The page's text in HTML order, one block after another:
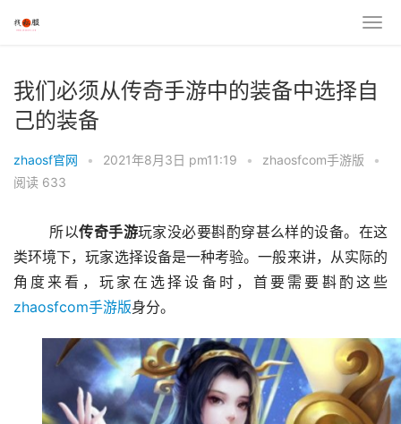
我们必须从传奇手游中的装备中选择自
己的装备
zhaosf官网 • 2021年8月3日 pm11:19 • zhaosfcom手游版
•
阅读 633
	所以
传奇手游玩家没必要斟酌穿甚么样的设备。在这
类环境下，玩家选择设备是一种考验。一般来讲，从实际的
角度来看，玩家在选择设备时，首要需要斟酌这些
zhaosfcom手游版身分。